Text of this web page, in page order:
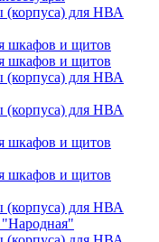
для НВА
шкафов и щитов
шкафов и щитов
для НВА
для НВА
шкафов и щитов
шкафов и щитов
для НВА
"Народная"